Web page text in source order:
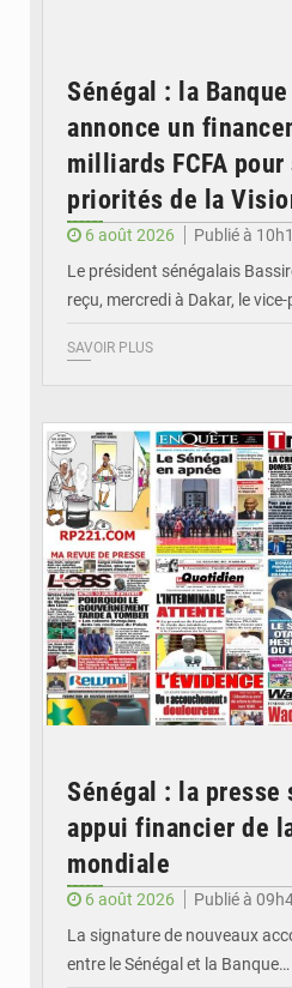
Sénégal : la
annonce un
milliards FCFA
priorités de la
6 août 2026
Publié à
Le président sénégalais
reçu, mercredi à Dakar, le
SAVOIR PLUS
Sénégal : la presse
appui financier de
mondiale
6 août 2026
Publié à
La signature de nouveaux
entre le Sénégal et la Banque…